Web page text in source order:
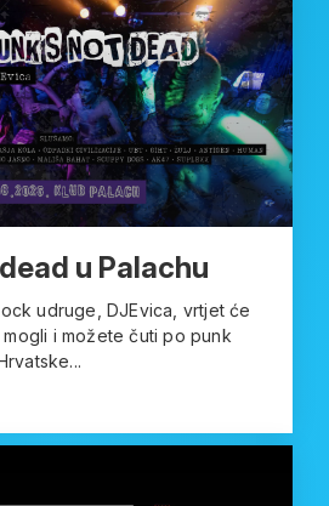
u Palachu
udruge, DJEvica, vrtjet će
i možete čuti po punk